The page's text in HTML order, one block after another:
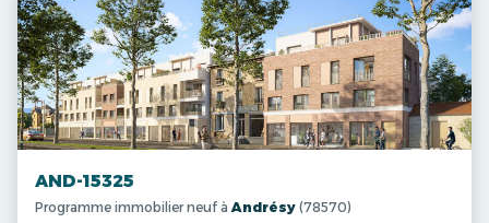
AND-15325
Programme immobilier neuf àAndrésy (78570)